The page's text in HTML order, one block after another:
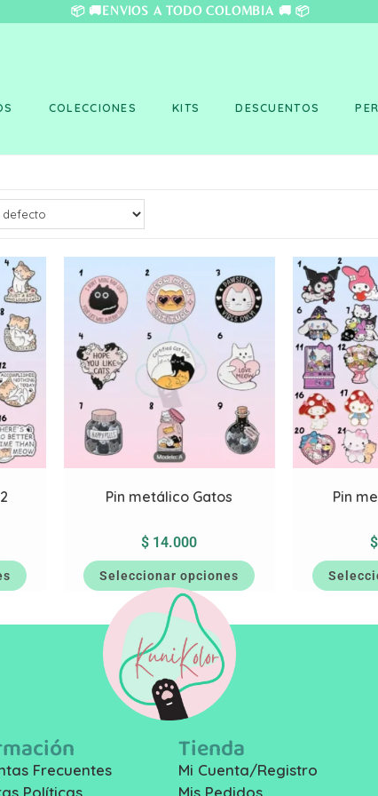
🚚ENVÍOS A
COLECCIONES KITS DESCUENTOS
Pin metálico Gatos
$ 14.000
Seleccionar opciones
Pin
$
Frecuentes
Políticas
Tienda
Mi Cuenta/Registro
Mis Pedidos